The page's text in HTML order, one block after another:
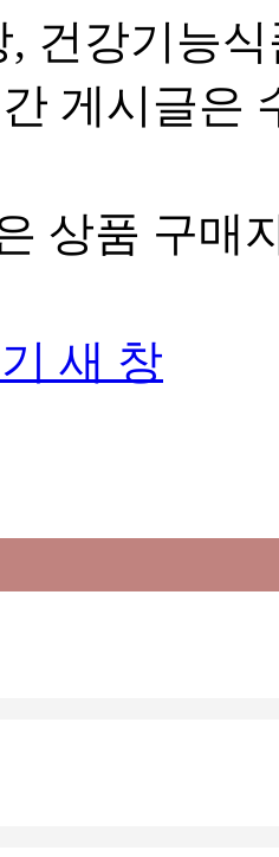
, 건강기능
게시글은
상품 구매
새 창